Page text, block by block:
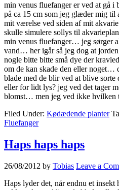
min venus fluefanger er ved at gå
på ca 15 cm som jeg glæder mig til
mit værelse ved siden af mit
skulle simulere sollys til
min venus fluefanger… jeg sørger
vand… her igår så jeg dog at
nogle bitte bitte små dye der
om de kan skade den eller noget…
blade med de blir ved at blive
eller for lidt lys? jeg ved det tager
blomst… men jeg ved ikke
Filed Under: Kødædende planter
Fluefanger
Haps haps haps
26/08/2012 by Tobias Leave a
Haps lyder det, når endnu et